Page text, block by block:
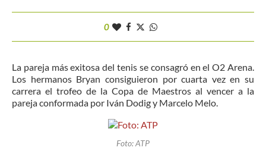
0
La pareja más exitosa del tenis se consagró en el O2 Arena.
Los hermanos Bryan consiguieron por cuarta vez en su
carrera el trofeo de la Copa de Maestros al vencer a la
pareja conformada por Iván Dodig y Marcelo Melo.
Foto: ATP